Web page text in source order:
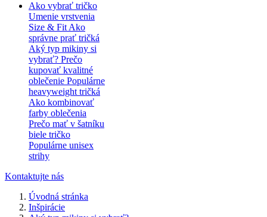
Ako vybrať tričko
Umenie vrstvenia
Size & Fit Ako
správne prať tričká
Aký typ mikiny si
vybrať? Prečo
kupovať kvalitné
oblečenie Populárne
heavyweight tričká
Ako kombinovať
farby oblečenia
Prečo mať v šatníku
biele tričko
Populárne unisex
strihy
Kontaktujte nás
Úvodná stránka
Inšpirácie